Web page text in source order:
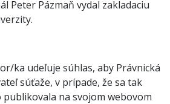
Peter Pázmaň vydal zakladaciu
ka udeľuje súhlas, aby Právnická
súťaže, v prípade, že sa tak
na svojom webovom